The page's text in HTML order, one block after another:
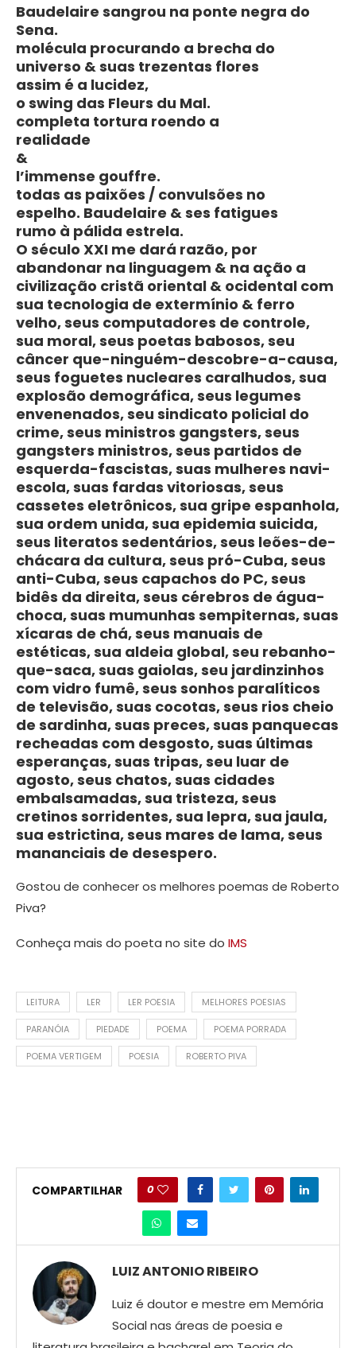
Baudelaire sangrou na ponte negra do
Sena.
molécula procurando a brecha do
universo & suas trezentas flores
assim é a lucidez,
o swing das Fleurs du Mal.
completa tortura roendo a
realidade
&
l’immense gouffre.
todas as paixões / convulsões no
espelho. Baudelaire & ses fatigues
rumo à pálida estrela.
O século XXI me dará razão, por
abandonar na linguagem & na ação a
civilização cristã oriental & ocidental com
sua tecnologia de extermínio & ferro
velho, seus computadores de controle,
sua moral, seus poetas babosos, seu
câncer que-ninguém-descobre-a-causa,
seus foguetes nucleares caralhudos, sua
explosão demográfica, seus legumes
envenenados, seu sindicato policial do
crime, seus ministros gangsters, seus
gangsters ministros, seus partidos de
esquerda-fascistas, suas mulheres navi-
escola, suas fardas vitoriosas, seus
cassetes eletrônicos, sua gripe espanhola,
sua ordem unida, sua epidemia suicida,
seus literatos sedentários, seus leões-de-
chácara da cultura, seus pró-Cuba, seus
anti-Cuba, seus capachos do PC, seus
bidês da direita, seus cérebros de água-
choca, suas mumunhas sempiternas, suas
xícaras de chá, seus manuais de
estéticas, sua aldeia global, seu rebanho-
que-saca, suas gaiolas, seu jardinzinhos
com vidro fumê, seus sonhos paralíticos
de televisão, suas cocotas, seus rios cheio
de sardinha, suas preces, suas panquecas
recheadas com desgosto, suas últimas
esperanças, suas tripas, seu luar de
agosto, seus chatos, suas cidades
embalsamadas, sua tristeza, seus
cretinos sorridentes, sua lepra, sua jaula,
sua estrictina, seus mares de lama, seus
mananciais de desespero.
Gostou de conhecer os melhores poemas de Roberto
Piva?
Conheça mais do poeta no site do IMS
LEITURA LER LER POESIA MELHORES POESIAS
PARANÓIA PIEDADE POEMA POEMA PORRADA
POEMA VERTIGEM POESIA ROBERTO PIVA
COMPARTILHAR 0
LUIZ ANTONIO RIBEIRO
Luiz é doutor e mestre em Memória
Social nas áreas de poesia e